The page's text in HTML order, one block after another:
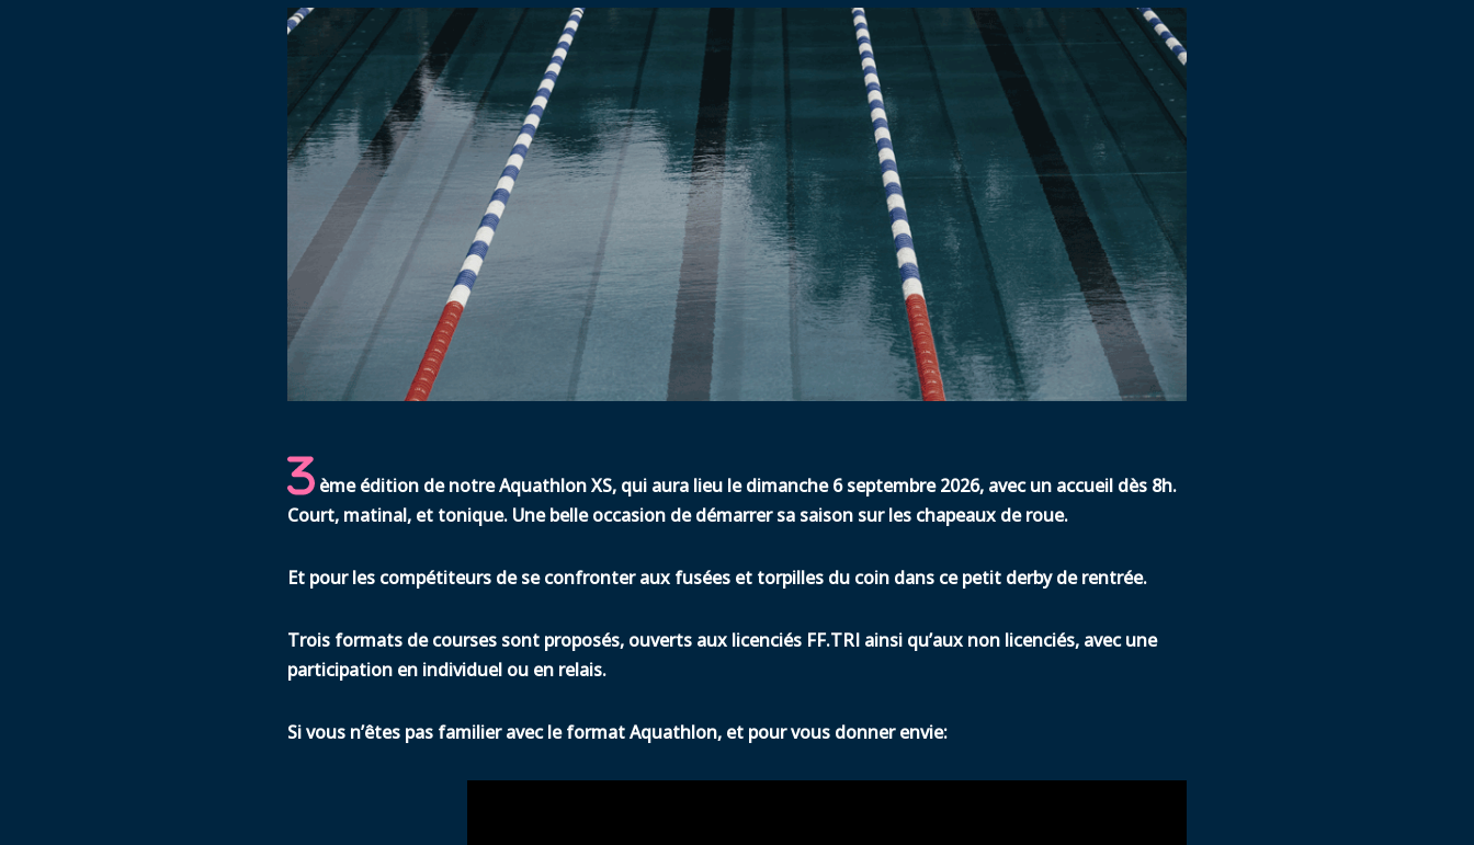
ème édition de notre Aquathlon XS, qui aura lieu le dimanche 6 septembre 2026, avec un accueil dès 8h.
Court, matinal, et tonique. Une belle occasion de démarrer sa saison sur les chapeaux de roue.
Et pour les compétiteurs de se confronter aux fusées et torpilles du coin dans ce petit derby de rentrée.
Trois formats de courses sont proposés, ouverts aux licenciés FF.TRI ainsi qu’aux non licenciés, avec une
participation en individuel ou en relais.
Si vous n’êtes pas familier avec le format Aquathlon, et pour vous donner envie: